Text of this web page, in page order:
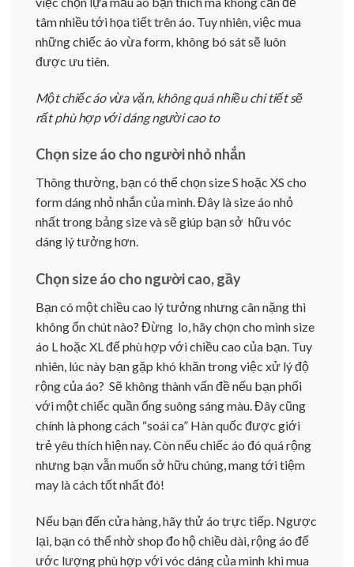
tâm nhiều tới họa tiết trên áo. Tuy nhiên, việc mua
những chiếc áo vừa form, không bó sát sẽ luôn
được ưu tiên.
Một chiếc áo vừa vặn, không quá nhiều chi tiết sẽ
rất phù hợp với dáng người cao to
Chọn size áo cho người nhỏ nhắn
Thông thường, bạn có thể chọn size S hoặc XS cho
form dáng nhỏ nhắn của mình. Đây là size áo nhỏ
nhất trong bảng size và sẽ giúp bạn sở hữu vóc
dáng lý tưởng hơn.
Chọn size áo cho người cao, gầy
Bạn có một chiều cao lý tưởng nhưng cân nặng thì
không ổn chút nào? Đừng lo, hãy chọn cho mình size
áo L hoặc XL để phù hợp với chiều cao của bạn. Tuy
nhiên, lúc này bạn gặp khó khăn trong việc xử lý độ
rộng của áo? Sẽ không thành vấn đề nếu bạn phối
với một chiếc quần ống suông sáng màu. Đây cũng
chính là phong cách “soái ca” Hàn quốc được giới
trẻ yêu thích hiện nay. Còn nếu chiếc áo đó quá rộng
nhưng bạn vẫn muốn sở hữu chúng, mang tới tiệm
may là cách tốt nhất đó!
Nếu bạn đến cửa hàng, hãy thử áo trực tiếp. Ngược
lại, bạn có thể nhờ shop đo hộ chiều dài, rộng áo để
ước lượng phù hợp với vóc dáng của mình khi mua